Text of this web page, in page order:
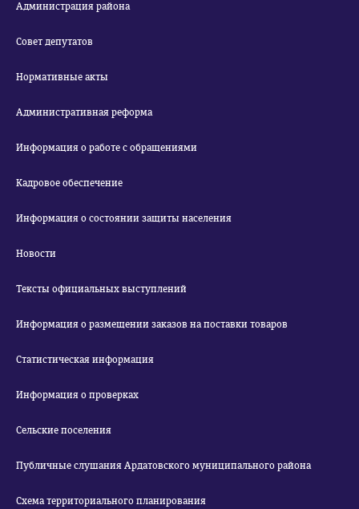
Администрация района
Совет депутатов
Нормативные акты
Административная реформа
Информация о работе с обращениями
Кадровое обеспечение
Информация о состоянии защиты населения
Новости
Тексты официальных выступлений
Информация о размещении заказов на поставки товаров
Статистическая информация
Информация о проверках
Сельские поселения
Публичные слушания Ардатовского муниципального района
Схема территориального планирования